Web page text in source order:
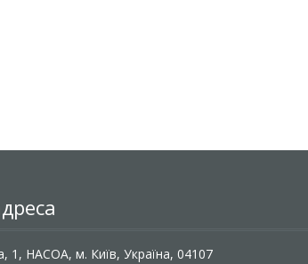
1, НАСОА, м. Київ, Україна, 04107